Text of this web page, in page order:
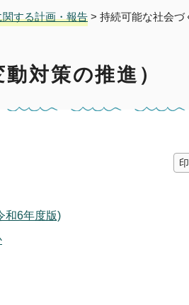
関する計画・報告 > 持続可能な社会づ
対策の推進）
和6年度版)